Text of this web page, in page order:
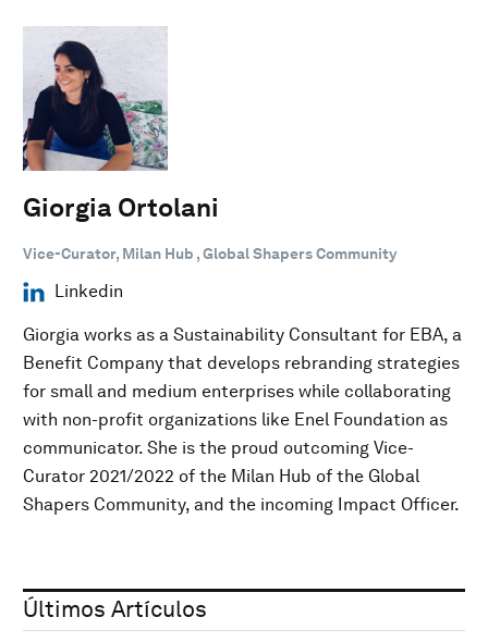
Giorgia Ortolani
Vice-Curator, Milan Hub , Global Shapers Community
Linkedin
Giorgia works as a Sustainability Consultant for EBA, a
Benefit Company that develops rebranding strategies
for small and medium enterprises while collaborating
with non-profit organizations like Enel Foundation as
communicator. She is the proud outcoming Vice-
Curator 2021/2022 of the Milan Hub of the Global
Shapers Community, and the incoming Impact Officer.
Últimos Artículos